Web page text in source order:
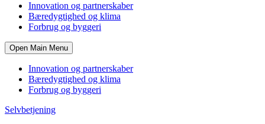
Innovation og partnerskaber
Bæredygtighed og klima
Forbrug og byggeri
Open Main Menu
Innovation og partnerskaber
Bæredygtighed og klima
Forbrug og byggeri
Selvbetjening